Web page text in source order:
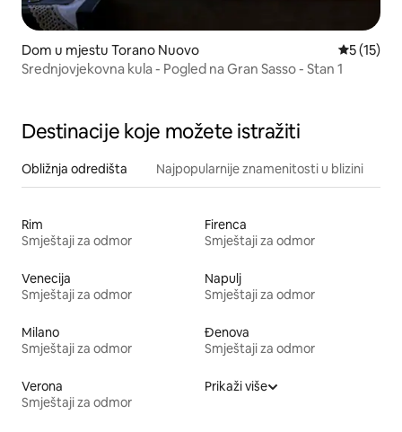
Dom u mjestu Torano Nuovo Prosječna
5 (15)
Srednjovjekovna kula - Pogled na Gran Sasso - Stan 1
Destinacije koje možete istražiti
Obližnja odredišta Najpopularnije znamenitosti u blizini
Rim
Smještaji za odmor
Firenca
Smještaji za odmor
Venecija
Smještaji za odmor
Napulj
Smještaji za odmor
Milano
Smještaji za odmor
Đenova
Smještaji za odmor
Verona
Smještaji za odmor
Prikaži više